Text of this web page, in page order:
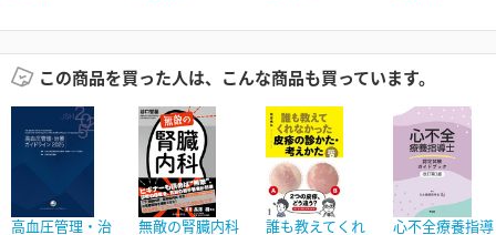
この商品を買った人は、こんな商品も買っています。
高血圧管理・治
無敵の腎臓内科
誰も教えてくれ
心不全療養指導